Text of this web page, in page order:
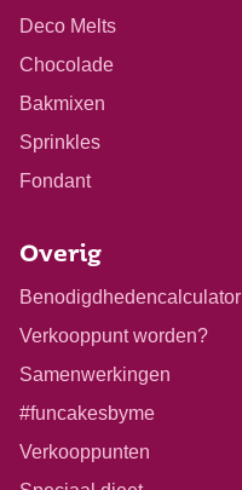
Deco Melts
Chocolade
Bakmixen
Sprinkles
Fondant
Overig
Benodigdhedencalculator
Verkooppunt worden?
Samenwerkingen
#funcakesbyme
Verkooppunten